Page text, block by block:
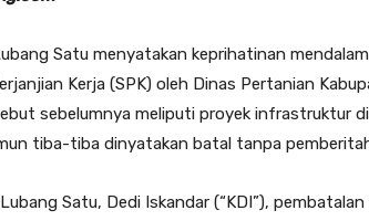
Satu menyatakan keprihatinan
Kerja (SPK) oleh Dinas Pertanian
sebelumnya meliputi proyek infrastruktur
tiba-tiba dinyatakan batal tanpa
Satu, Dedi Iskandar (“KDI”),